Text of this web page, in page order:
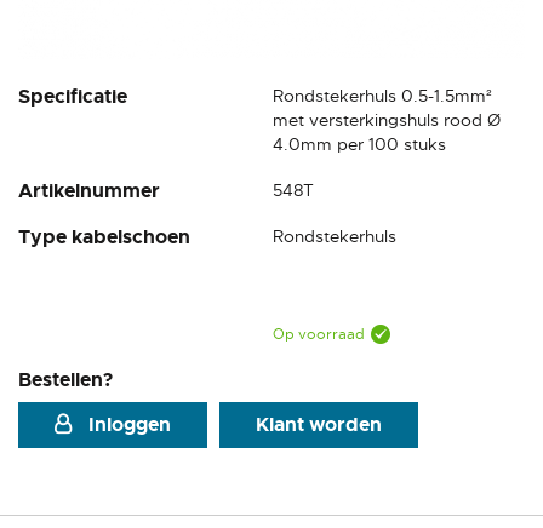
Specificatie
Rondstekerhuls 0.5-1.5mm²
met versterkingshuls rood Ø
4.0mm per 100 stuks
Artikelnummer 548T
Type kabelschoen Rondstekerhuls
Op voorraad
Bestellen?
Inloggen
Klant worden
Ga
van
afbeeldingen-